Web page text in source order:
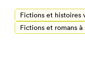
Fictions et histoires
Fictions et romans à